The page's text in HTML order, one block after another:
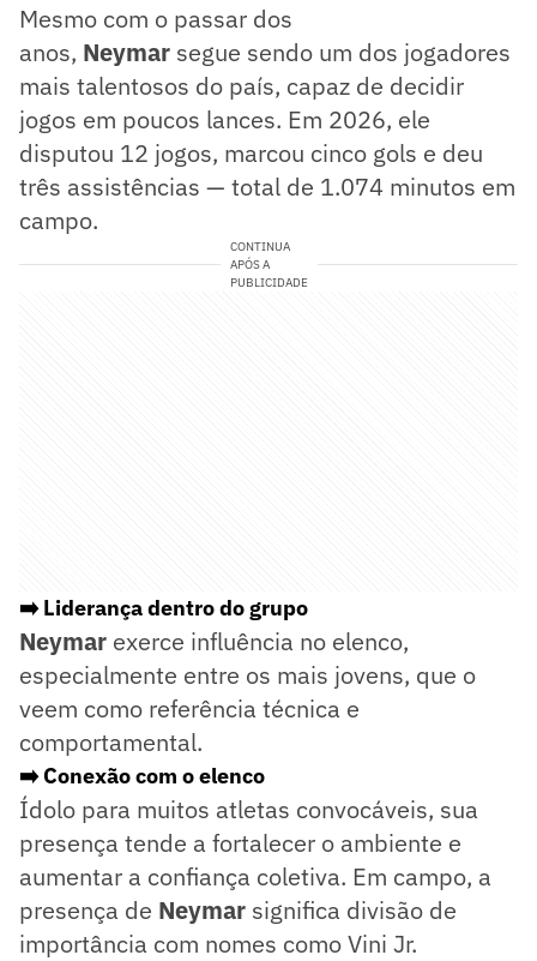
Mesmo com o passar dos
anos, Neymar segue sendo um dos jogadores
mais talentosos do país, capaz de decidir
jogos em poucos lances. Em 2026, ele
disputou 12 jogos, marcou cinco gols e deu
três assistências — total de 1.074 minutos em
campo.
CONTINUA
APÓS A
PUBLICIDADE
➡️ Liderança dentro do grupo
Neymar exerce influência no elenco,
especialmente entre os mais jovens, que o
veem como referência técnica e
comportamental.
➡️ Conexão com o elenco
Ídolo para muitos atletas convocáveis, sua
presença tende a fortalecer o ambiente e
aumentar a confiança coletiva. Em campo, a
presença de Neymar significa divisão de
importância com nomes como Vini Jr.